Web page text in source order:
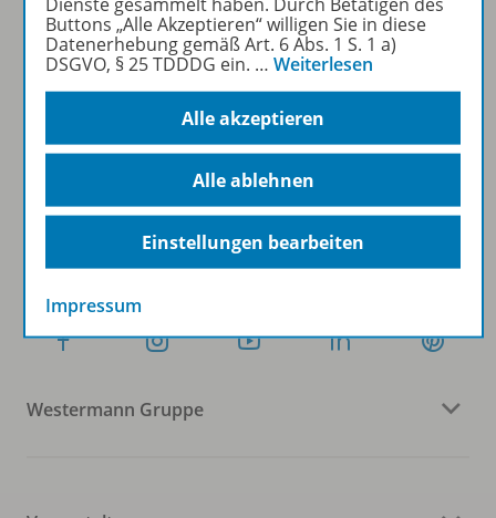
Sofort profitieren
Zum Newsletter anmelden
Folgen Sie uns auf Social Media
Westermann Gruppe
Buttons „Alle Akzeptieren“ willigen Sie in diese
Datenerhebung gemäß Art. 6 Abs. 1 S. 1 a)
DSGVO, § 25 TDDDG ein. … Weiterlesen
Alle akzeptieren
Alle ablehnen
Einstellungen bearbeiten
Impressum